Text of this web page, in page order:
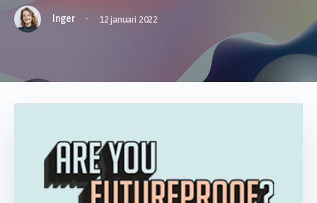
Inger · 12 januari 2022